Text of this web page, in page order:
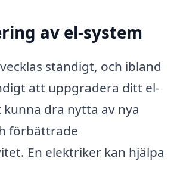
av el-system
ständigt, och ibland
att uppgradera ditt el-
dra nytta av nya
förbättrade
En elektriker kan hjälpa